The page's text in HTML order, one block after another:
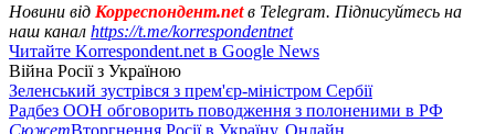
Новини від Корреспондент.netв Telegram. Підписуйтесь на
наш канал https://t.me/korrespondentnet
Читайте Korrespondent.net в Google News
Війна Росії з Україною
Зеленський зустрівся з прем'єр-міністром Сербії
Радбез ООН обговорить поводження з полоненими в РФ
СюжетВторгнення Росії в Україну. Онлайн